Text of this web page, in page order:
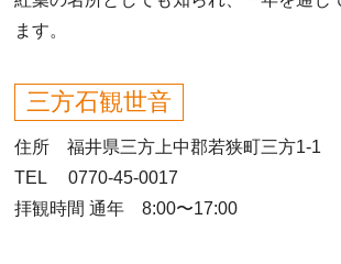
ます。
三方石観世音
住所 福井県三方上中郡若狭町三方1-1
TEL 0770-45-0017
拝観時間 通年 8:00〜17:00